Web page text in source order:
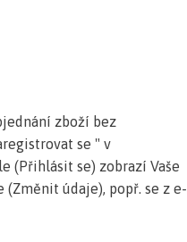
zboží bez
se " v
(Přihlásit se) zobrazí Vaše
údaje), popř. se z e-